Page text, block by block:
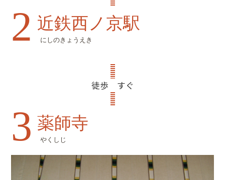
2 近鉄西ノ京駅
にしのきょうえき
徒歩 すぐ
3 薬師寺
やくしじ